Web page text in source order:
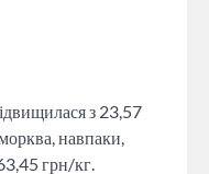
з 23,57
навпаки,
грн/кг.